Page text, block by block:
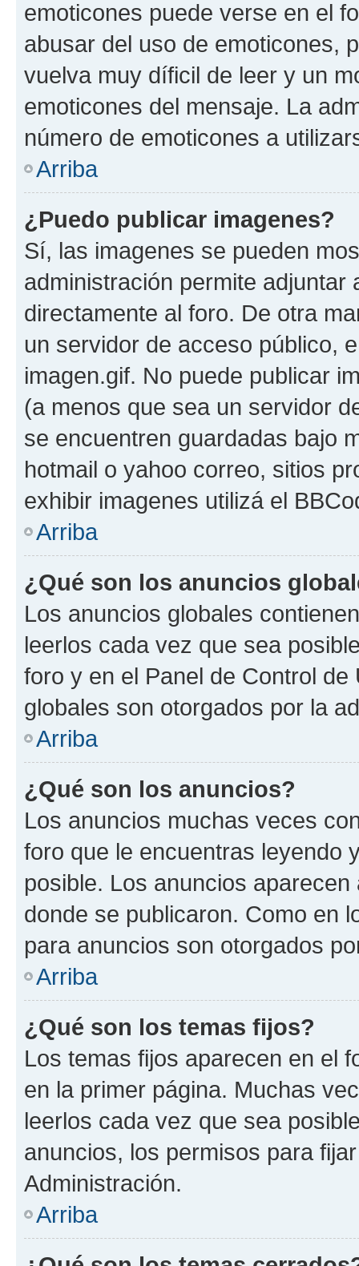
emoticones puede verse en el
abusar del uso de emoticones,
vuelva muy díficil de leer y un
emoticones del mensaje. La
número de emoticones a
Arriba
¿Puedo publicar imagenes?
Sí, las imagenes se pueden
administración permite
directamente al foro. De otra
un servidor de acceso público,
imagen.gif. No puede publicar
(a menos que sea un servidor
se encuentren guardadas bajo
hotmail o yahoo correo, sitios
exhibir imagenes utilizá el
Arriba
¿Qué son los anuncios
Los anuncios globales
leerlos cada vez que sea
foro y en el Panel de Control
globales son otorgados por la
Arriba
¿Qué son los anuncios?
Los anuncios muchas veces
foro que le encuentras leyendo
posible. Los anuncios
donde se publicaron. Como en
para anuncios son otorgados
Arriba
¿Qué son los temas fijos?
Los temas fijos aparecen en el
en la primer página. Muchas
leerlos cada vez que sea
anuncios, los permisos para
Administración.
Arriba